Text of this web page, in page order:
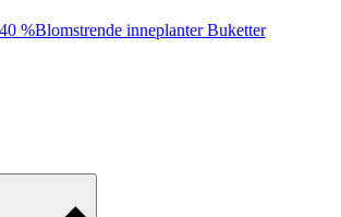
40 %Blomstrende inneplanterBuketter